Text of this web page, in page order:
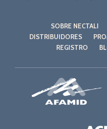
SOBRE NECTALI
DISTRIBUIDORES
REGISTRO